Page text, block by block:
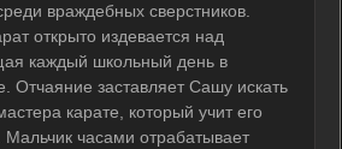
враждебных сверстников.
открыто издевается над
каждый школьный день в
Отчаяние заставляет Сашу искать
карате, который учит его
Мальчик часами отрабатывает